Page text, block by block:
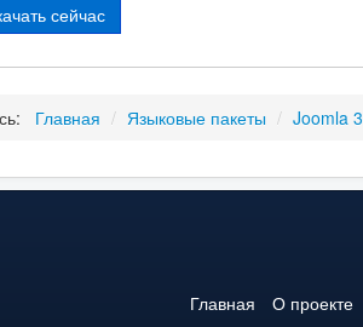
сейчас
Главная / Языковые пакеты / Joomla
Главная О проекте